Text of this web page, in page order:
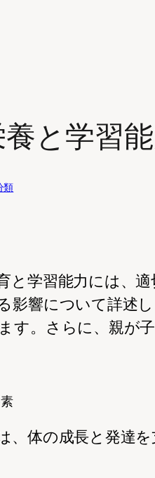
と学習
類
と学習能力には、
影響について詳述
す。さらに、親が
、体の成長と発達